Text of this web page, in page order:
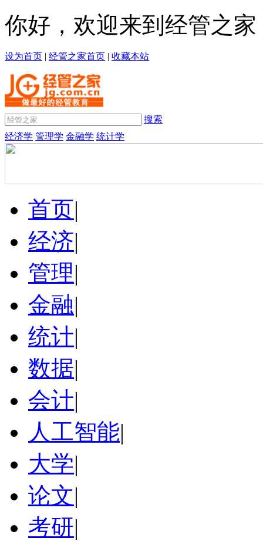
你好，欢迎来到经管之家
设为首页 | 经管之家首页 | 收藏本站
搜索
经济学 管理学 金融学 统计学
首页|
经济|
管理|
金融|
统计|
数据|
会计|
人工智能|
大学|
论文|
考研|